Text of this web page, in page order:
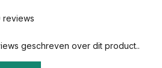
reviews
geschreven over dit product..